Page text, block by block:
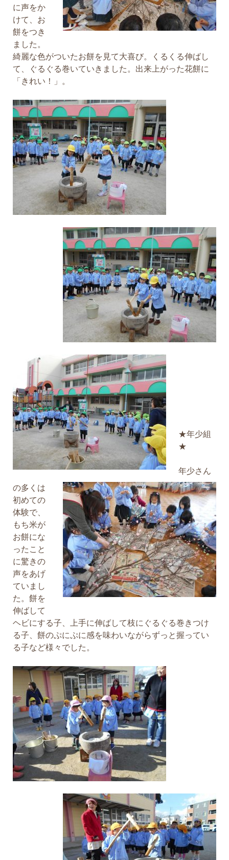
に声をか
けて、お
餅をつき
ました。
綺麗な色がついたお餅を見て大喜び。くるくる伸ばし
て、ぐるぐる巻いていきました。出来上がった花餅に
「きれい！」。
★年少組
★
年少さん
の多くは
初めての
体験で、
もち米が
お餅にな
ったこと
に驚きの
声をあげ
ていまし
た。餅を
伸ばして
ヘビにする子、上手に伸ばして枝にぐるぐる巻きつけ
る子、餅のぷにぷに感を味わいながらずっと握ってい
る子など様々でした。